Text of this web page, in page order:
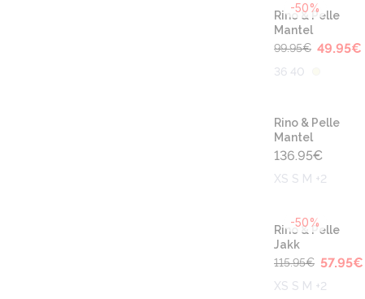
-50%
Rino & Pelle
Mantel
99.95€ 49.95€
36 40
Rino & Pelle
Mantel
136.95€
XS S M +2
-50%
Rino & Pelle
Jakk
115.95€ 57.95€
XS S M +2